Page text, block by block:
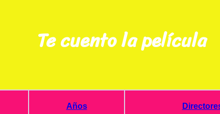
Te cuento la película
Años